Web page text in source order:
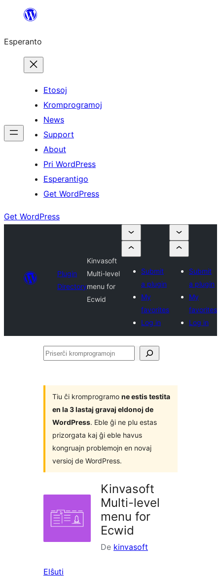
al
enhavo
Esperanto
Etosoj
Kromprogramoj
News
Support
About
Pri WordPress
Esperantigo
Get WordPress
Get WordPress
Plugin
Directory
Kinvasoft
Multi-level
menu for
Ecwid
Submit
a plugin
My
favorites
Log in
Submit
a plugin
My
favorites
Log in
Priserĉi
Tiu ĉi kromprogramo ne estis testita
en la 3 lastaj gravaj eldonoj de
WordPress. Eble ĝi ne plu estas
prizorgata kaj ĝi eble havus
kongruajn problemojn en novaj
versioj de WordPress.
Kinvasoft
Multi-level
menu for
Ecwid
De kinvasoft
Elŝuti